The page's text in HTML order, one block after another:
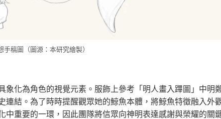
手稿圖（圖源：本研究繪製）
化為角色的視覺元素。服飾上參考「明人畫入蹕圖」中明
結。為了時時提醒觀眾她的鯨魚本體，將鯨魚特徵融入外
重要的一環，因此團隊將信眾向神明表達感謝與榮耀的關